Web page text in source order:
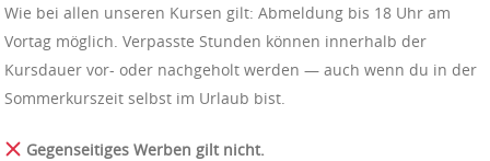
Wie bei allen unseren Kursen gilt: Abmeldung bis 18 Uhr am
Vortag möglich. Verpasste Stunden können innerhalb der
Kursdauer vor- oder nachgeholt werden — auch wenn du in der
Sommerkurszeit selbst im Urlaub bist.
Gegenseitiges Werben gilt nicht.